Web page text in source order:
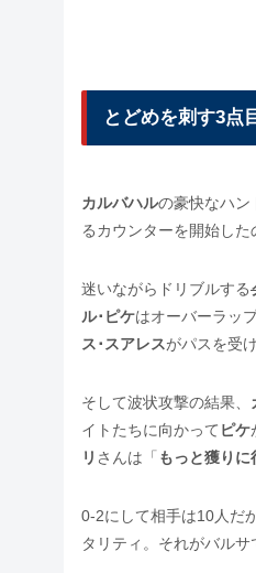
とどめを刺す3点
カルバハルの豪快なハン
るカウンターを開始した
迷いながらドリブルする
ル･ピケはオーバーラッ
ス･スアレスがパスを受
そして波状攻撃の結果、
イトたちに向かって ピケ
リ さんは「 もっと獲りに
0-2にして相手は10人だ
タリティ。それがバルサ